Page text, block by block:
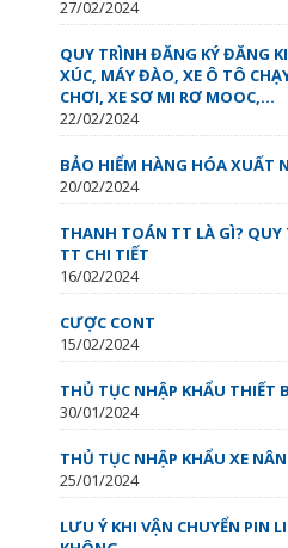
27/02/2024
QUY TRÌNH ĐĂNG KÝ ĐĂNG
XÚC, MÁY ĐÀO, XE Ô TÔ
CHƠI, XE SƠ MI RƠ MOOC,...
22/02/2024
BẢO HIỂM HÀNG HÓA XUẤT
20/02/2024
THANH TOÁN TT LÀ GÌ?
TT CHI TIẾT
16/02/2024
CƯỢC CONT
15/02/2024
THỦ TỤC NHẬP KHẨU THIẾT
30/01/2024
THỦ TỤC NHẬP KHẨU XE
25/01/2024
LƯU Ý KHI VẬN CHUYỂN PIN